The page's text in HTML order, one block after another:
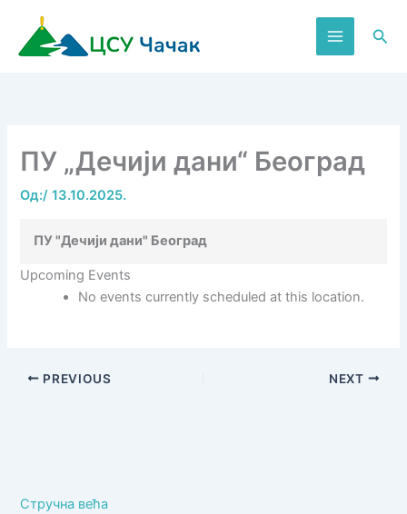
садржај
ПУ „Дечији дани“ Београд
Од:/13.10.2025.
ПУ "Дечији дани" Београд
Upcoming Events
No events currently scheduled at this location.
PREVIOUS NEXT
Стручна већа